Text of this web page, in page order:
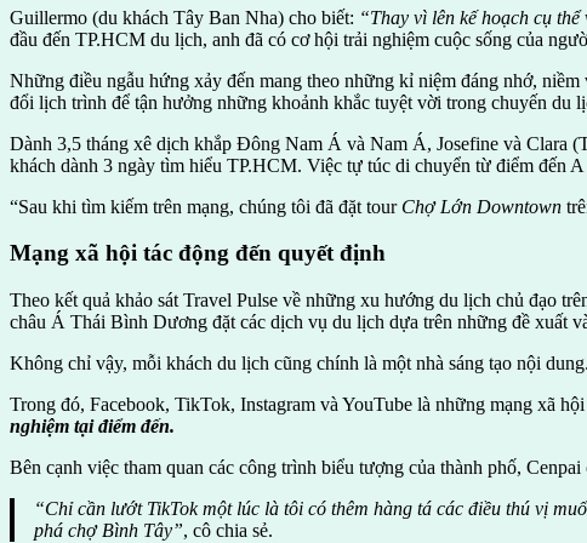
Guillermo (du khách Tây Ban Nha) cho biết: “Thay vì lên kế hoạch cụ
đầu đến TP.HCM du lịch, anh đã có cơ hội trải nghiệm cuộc sống của
Những điều ngẫu hứng xảy đến mang theo những kỉ niệm đáng nhớ,
đổi lịch trình để tận hưởng những khoảnh khắc tuyệt vời trong chuyến du
Dành 3,5 tháng xê dịch khắp Đông Nam Á và Nam Á, Josefine và Clara
khách dành 3 ngày tìm hiểu TP.HCM. Việc tự túc di chuyển từ điểm đến
“Sau khi tìm kiếm trên mạng, chúng tôi đã đặt tour Chợ Lớn Downtown
Mạng xã hội tác động đến quyết định
Theo kết quả khảo sát Travel Pulse về những xu hướng du lịch chủ đạo
châu Á Thái Bình Dương đặt các dịch vụ du lịch dựa trên những đề xuất
Không chỉ vậy, mỗi khách du lịch cũng chính là một nhà sáng tạo nội
Trong đó, Facebook, TikTok, Instagram và YouTube là những mạng xã
nghiệm tại điểm đến.
Bên cạnh việc tham quan các công trình biểu tượng của thành phố,
“Chỉ cần lướt TikTok một lúc là tôi có thêm hàng tá các điều thú vị
phá chợ Bình Tây”, cô chia sẻ.